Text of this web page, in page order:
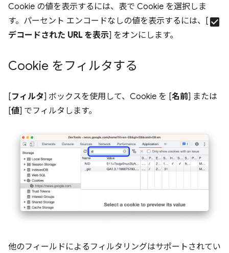
Cookie の値を表示するには、表で Cookie を選択しま
す。パーセント エンコードなしの値を表示するには、[ check_box
デコードされた URL を表示] をオンにします。
Cookie をフィルタする
[フィルタ] ボックスを使用して、Cookie を [名前] または
[値] でフィルタします。
他のフィールドによるフィルタリングはサポートされてい